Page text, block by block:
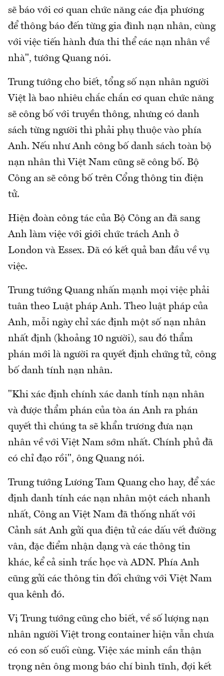
sẽ báo với cơ quan chức năng các địa phương
để thông báo đến từng gia đình nạn nhân, cùng
với việc tiến hành đưa thi thể các nạn nhân về
nhà", tướng Quang nói.
Trung tướng cho biết, tổng số nạn nhân người
Việt là bao nhiêu chắc chắn cơ quan chức năng
sẽ công bố với truyền thông, nhưng có danh
sách từng người thì phải phụ thuộc vào phía
Anh. Nếu như Anh công bố danh sách toàn bộ
nạn nhân thì Việt Nam cũng sẽ công bố. Bộ
Công an sẽ công bố trên Cổng thông tin điện
tử.
Hiện đoàn công tác của Bộ Công an đã sang
Anh làm việc với giới chức trách Anh ở
London và Essex. Đã có kết quả ban đầu về vụ
việc.
Trung tướng Quang nhấn mạnh mọi việc phải
tuân theo Luật pháp Anh. Theo luật pháp của
Anh, mỗi ngày chỉ xác định một số nạn nhân
nhất định (khoảng 10 người), sau đó thẩm
phán mới là người ra quyết định chứng tử, công
bố danh tính nạn nhân.
"Khi xác định chính xác danh tính nạn nhân
và được thẩm phán của tòa án Anh ra phán
quyết thì chúng ta sẽ khẩn trương đưa nạn
nhân về với Việt Nam sớm nhất. Chính phủ đã
có chỉ đạo rồi", ông Quang nói.
Trung tướng Lương Tam Quang cho hay, để xác
định danh tính các nạn nhân một cách nhanh
nhất, Công an Việt Nam đã thống nhất với
Cảnh sát Anh gửi qua điện tử các dấu vết đường
vân, đặc điểm nhận dạng và các thông tin
khác, kể cả sinh trắc học và ADN. Phía Anh
cũng gửi các thông tin đối chứng với Việt Nam
qua kênh đó.
Vị Trung tướng cũng cho biết, về số lượng nạn
nhân người Việt trong container hiện vẫn chưa
có con số cuối cùng. Việc xác minh cần thận
trọng nên ông mong báo chí bình tĩnh, đợi kết